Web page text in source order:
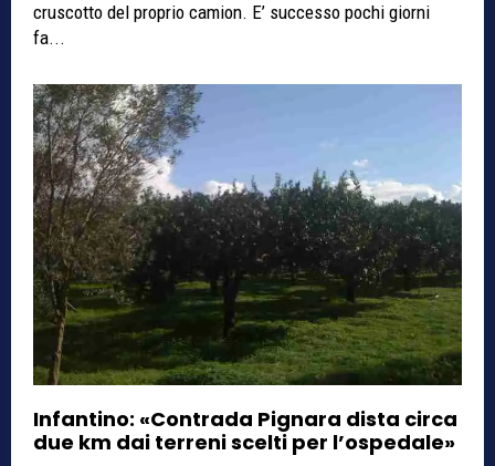
cruscotto del proprio camion. E’ successo pochi giorni
fa...
Infantino: «Contrada Pignara dista circa
due km dai terreni scelti per l’ospedale»